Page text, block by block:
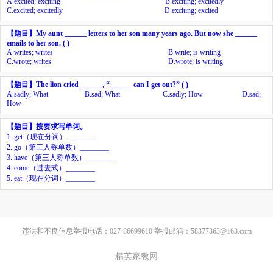
C. excited; excitedly D. exciting; excited
【题目】 My aunt ______ letters to her son many years ago. But now she ______
emails to her son. ( )
A. writes; writes B.write; is writing
C. wrote; writes D.wrote; is writing
【题目】 The lion cried ______, “______ can I get out?” ( )
A. sadly; What B. sad; What C.sadly; How D. sad;
How
【题目】 按要求写单词。
1. get （现在分词）
2. go （第三人称单数）
3. have （第三人称单数）
4. come （过去式）
5. eat （现在分词）
违法和不良信息举报电话：027-86699610 举报邮箱：58377363@163.com
精英家教网